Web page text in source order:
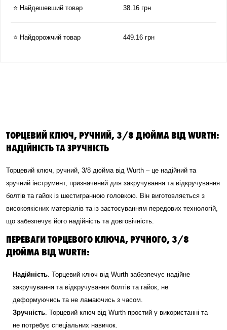
⭐ Найдешевший товар 38.16 грн
⭐ Найдорожчий товар 449.16 грн
ТОРЦЕВИЙ КЛЮЧ, РУЧНИЙ, 3/8 ДЮЙМА ВІД WURTH:
НАДІЙНІСТЬ ТА ЗРУЧНІСТЬ
Торцевий ключ, ручний, 3/8 дюйма від Wurth – це надійний та
зручний інструмент, призначений для закручування та відкручування
болтів та гайок із шестигранною головкою. Він виготовляється з
високоякісних матеріалів та із застосуванням передових технологій,
що забезпечує його надійність та довговічність.
ПЕРЕВАГИ ТОРЦЕВОГО КЛЮЧА, РУЧНОГО, 3/8
ДЮЙМА ВІД WURTH:
Надійність. Торцевий ключ від Wurth забезпечує надійне
закручування та відкручування болтів та гайок, не
деформуючись та не ламаючись з часом.
Зручність. Торцевий ключ від Wurth простий у використанні та
не потребує спеціальних навичок.